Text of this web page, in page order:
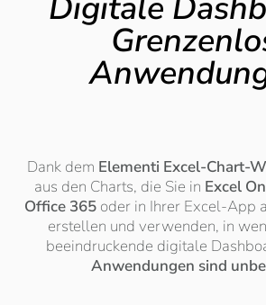
Dank dem Elementi Excel-Chart-
aus den Charts, die Sie in Excel
Office 365oder in Ihrer Excel-App
erstellen und verwenden, in
beeindruckende digitale
Anwendungen sind